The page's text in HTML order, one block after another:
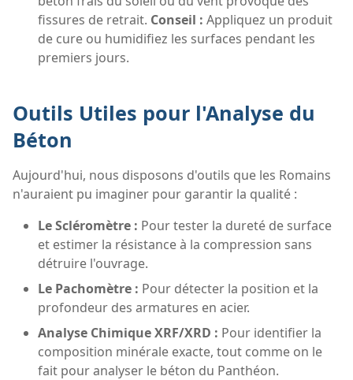
fissures de retrait. Conseil : Appliquez un produit
de cure ou humidifiez les surfaces pendant les
premiers jours.
Outils Utiles pour l'Analyse du
Béton
Aujourd'hui, nous disposons d'outils que les Romains
n'auraient pu imaginer pour garantir la qualité :
Le Scléromètre : Pour tester la dureté de surface
et estimer la résistance à la compression sans
détruire l'ouvrage.
Le Pachomètre : Pour détecter la position et la
profondeur des armatures en acier.
Analyse Chimique XRF/XRD : Pour identifier la
composition minérale exacte, tout comme on le
fait pour analyser le béton du Panthéon.